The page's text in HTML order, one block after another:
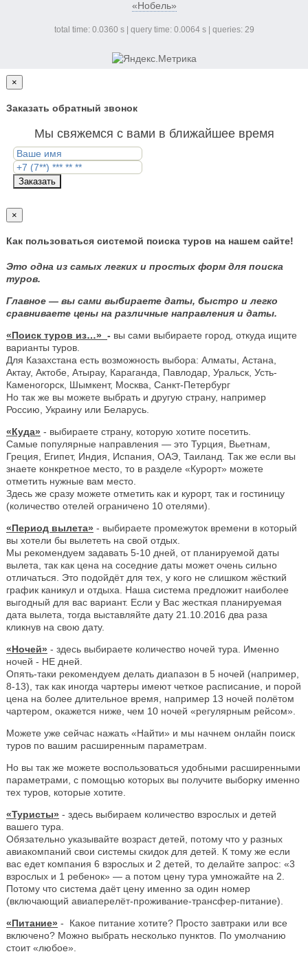
«Нобель»
total time: 0.0360 s | query time: 0.0064 s | queries: 29
×
Заказать обратный звонок
Мы свяжемся с вами в ближайшее время
Заказать
×
Как пользоваться системой поиска туров на нашем сайте!
Это одна из самых легких и простых форм для поиска
туров.
Главное — вы сами выбираете даты, быстро и легко
сравниваете цены на различные направления и даты.
«Поиск туров из…» - вы сами выбираете город, откуда ищите
варианты туров.
Для Казахстана есть возможность выбора: Алматы, Астана,
Актау, Актобе, Атырау, Караганда, Павлодар, Уральск, Усть-
Каменогорск, Шымкент, Москва, Санкт-Петербург
Но так же вы можете выбрать и другую страну, например
Россию, Украину или Беларусь.
«Куда» - выбираете страну, которую хотите посетить.
Самые популярные направления — это Турция, Вьетнам,
Греция, Египет, Индия, Испания, ОАЭ, Таиланд. Так же если вы
знаете конкретное место, то в разделе «Курорт» можете
отметить нужные вам место.
Здесь же сразу можете отметить как и курорт, так и гостиницу
(количество отелей ограничено 10 отелями).
«Период вылета» - выбираете промежуток времени в который
вы хотели бы вылететь на свой отдых.
Мы рекомендуем задавать 5-10 дней, от планируемой даты
вылета, так как цена на соседние даты может очень сильно
отличаться. Это подойдёт для тех, у кого не слишком жёсткий
график каникул и отдыха. Наша система предложит наиболее
выгодный для вас вариант. Если у Вас жесткая планируемая
дата вылета, тогда выставляйте дату 21.10.2016 два раза
кликнув на свою дату.
«Ночей» - здесь выбираете количество ночей тура. Именно
ночей - НЕ дней.
Опять-таки рекомендуем делать диапазон в 5 ночей (например,
8-13), так как иногда чартеры имеют четкое расписание, и порой
цена на более длительное время, например 13 ночей полётом
чартером, окажется ниже, чем 10 ночей «регулярным рейсом».
Можете уже сейчас нажать «Найти» и мы начнем онлайн поиск
туров по вашим расширенным параметрам.
Но вы так же можете воспользоваться удобными расширенными
параметрами, с помощью которых вы получите выборку именно
тех туров, которые хотите.
«Туристы» - здесь выбираем количество взрослых и детей
вашего тура.
Обязательно указывайте возраст детей, потому что у разных
авиакомпаний свои системы скидок для детей. К тому же если
вас едет компания 6 взрослых и 2 детей, то делайте запрос: «3
взрослых и 1 ребенок» — а потом цену тура умножайте на 2.
Потому что система даёт цену именно за один номер
(включающий авиаперелёт-проживание-трансфер-питание).
«Питание» - Какое питание хотите? Просто завтраки или все
включено? Можно выбрать несколько пунктов. По умолчанию
стоит «любое».